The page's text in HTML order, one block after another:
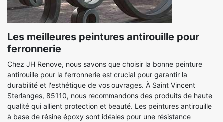
Les meilleures peintures antirouille pour
ferronnerie
Chez JH Renove, nous savons que choisir la bonne peinture
antirouille pour la ferronnerie est crucial pour garantir la
durabilité et l'esthétique de vos ouvrages. À Saint Vincent
Sterlanges, 85110, nous recommandons des produits de haute
qualité qui allient protection et beauté. Les peintures antirouille
à base de résine époxy sont idéales pour une résistance